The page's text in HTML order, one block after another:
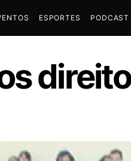
ESPORTES